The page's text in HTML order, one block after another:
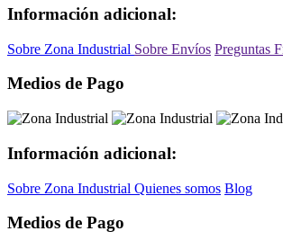
Información adicional:
Sobre Zona Industrial Sobre Envíos Preguntas
Medios de Pago
Información adicional:
Sobre Zona Industrial Quienes somos Blog
Medios de Pago